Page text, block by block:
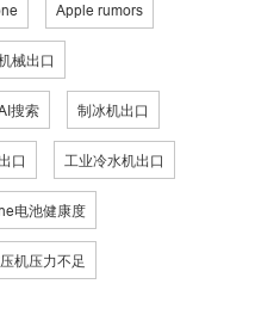
Apple rumors
械出口
搜索 制冰机出口
口 工业冷水机出口
电池健康度
机压力不足